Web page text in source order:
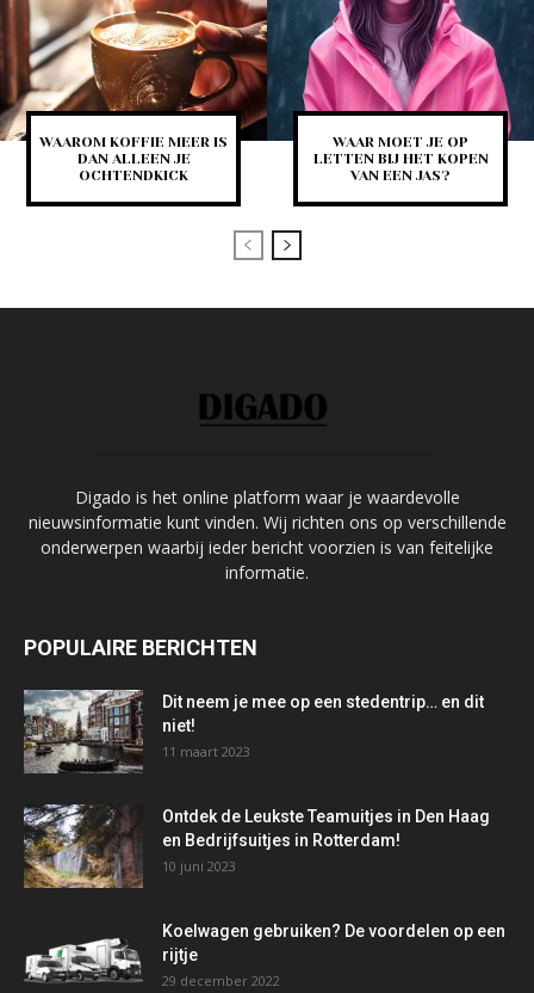
WAAROM KOFFIE MEER IS
DAN ALLEEN JE
OCHTENDKICK
WAAR MOET JE OP
LETTEN BIJ HET KOPEN
VAN EEN JAS?
Digado is het online platform waar je waardevolle
nieuwsinformatie kunt vinden. Wij richten ons op verschillende
onderwerpen waarbij ieder bericht voorzien is van feitelijke
informatie.
POPULAIRE BERICHTEN
Dit neem je mee op een stedentrip… en dit
niet!
11 maart 2023
Ontdek de Leukste Teamuitjes in Den Haag
en Bedrijfsuitjes in Rotterdam!
10 juni 2023
Koelwagen gebruiken? De voordelen op een
rijtje
29 december 2022